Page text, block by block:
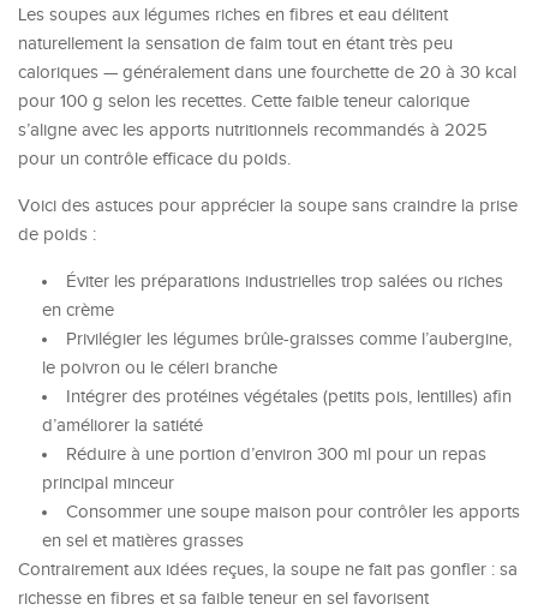
Les soupes aux légumes riches en fibres et eau délitent
naturellement la sensation de faim tout en étant très peu
caloriques — généralement dans une fourchette de 20 à 30 kcal
pour 100 g selon les recettes. Cette faible teneur calorique
s’aligne avec les apports nutritionnels recommandés à 2025
pour un contrôle efficace du poids.
Voici des astuces pour apprécier la soupe sans craindre la prise
de poids :
Éviter les préparations industrielles trop salées ou riches
en crème
Privilégier les légumes brûle-graisses comme l’aubergine,
le poivron ou le céleri branche
Intégrer des protéines végétales (petits pois, lentilles) afin
d’améliorer la satiété
Réduire à une portion d’environ 300 ml pour un repas
principal minceur
Consommer une soupe maison pour contrôler les apports
en sel et matières grasses
Contrairement aux idées reçues, la soupe ne fait pas gonfler : sa
richesse en fibres et sa faible teneur en sel favorisent